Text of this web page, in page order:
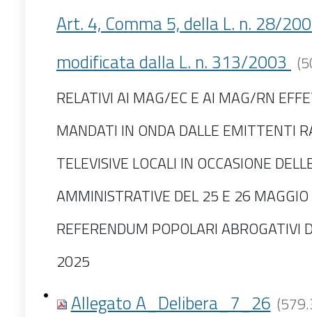
Art. 4, Comma 5, della L. n. 28/
modificata dalla L. n. 313/2003
RELATIVI AI MAG/EC E AI MAG/RN
MANDATI IN ONDA DALLE EMITTENTI
TELEVISIVE LOCALI IN OCCASIONE
AMMINISTRATIVE DEL 25 E 26
REFERENDUM POPOLARI ABROGATIVI
2025
Allegato A_Delibera_7_26